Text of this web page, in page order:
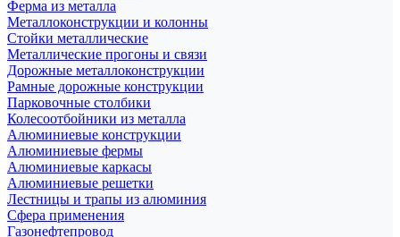
Ферма из металла
Металлоконструкции и колонны
Стойки металлические
Металлические прогоны и связи
Дорожные металлоконструкции
Рамные дорожные конструкции
Парковочные столбики
Колесоотбойники из металла
Алюминиевые конструкции
Алюминиевые фермы
Алюминиевые каркасы
Алюминиевые решетки
Лестницы и трапы из алюминия
Сфера применения
Газонефтепровод